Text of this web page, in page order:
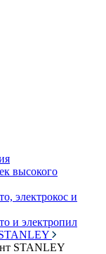
высокого
электрокос и
и электропил
STANLEY